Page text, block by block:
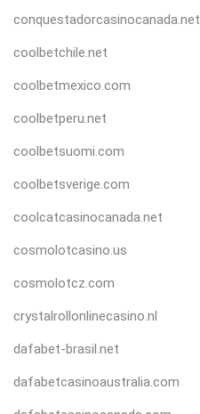
conquestadorcasinocanada.net
coolbetchile.net
coolbetmexico.com
coolbetperu.net
coolbetsuomi.com
coolbetsverige.com
coolcatcasinocanada.net
cosmolotcasino.us
cosmolotcz.com
crystalrollonlinecasino.nl
dafabet-brasil.net
dafabetcasinoaustralia.com